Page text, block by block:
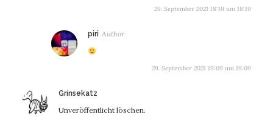
29. September 2021 18:19 um 18:19
piri sagt:
29. September 2021 19:09 um 19:09
Grinsekatz
Unveröffentlicht löschen.